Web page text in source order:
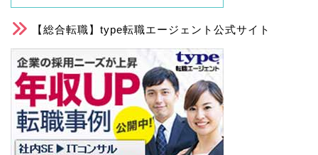
【総合転職】type転職エージェント公式サイト